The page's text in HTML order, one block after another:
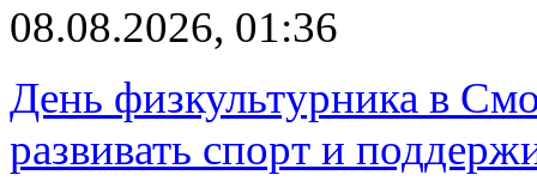
08.08.2026, 01:36
День физкультурника в
развивать спорт и